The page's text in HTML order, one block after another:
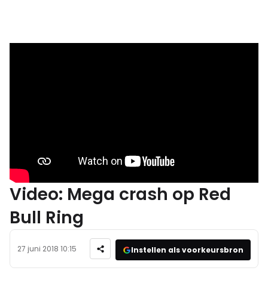
Video: Mega crash op Red
Bull Ring
27 juni 2018 10:15 Instellen als voorkeursbron